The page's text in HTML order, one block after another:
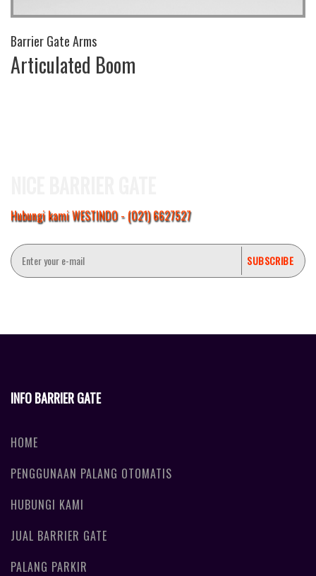
Barrier Gate Arms
Articulated Boom
Hubungi kami WESTINDO - (021) 6627527
INFO BARRIER GATE
HOME
PENGGUNAAN PALANG OTOMATIS
HUBUNGI KAMI
JUAL BARRIER GATE
PALANG PARKIR